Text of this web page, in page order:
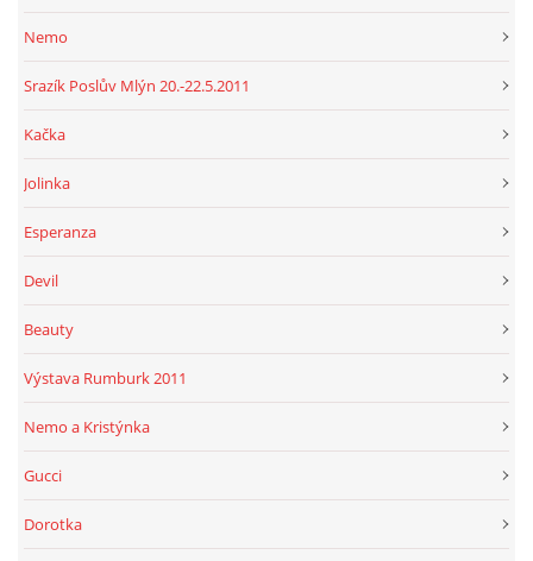
Nemo
Srazík Poslův Mlýn 20.-22.5.2011
Kačka
Jolinka
Esperanza
Devil
Beauty
Výstava Rumburk 2011
Nemo a Kristýnka
Gucci
Dorotka